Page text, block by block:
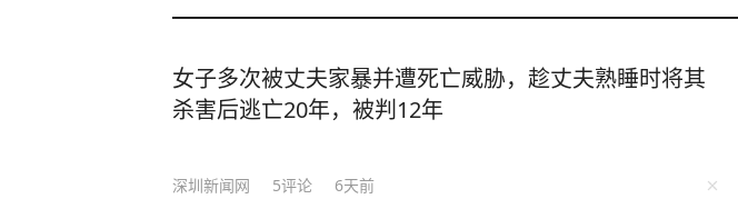
女子多次被丈夫家暴并遭死亡威胁，趁丈夫熟睡时将其
杀害后逃亡20年，被判12年
深圳新闻网 5评论 6天前